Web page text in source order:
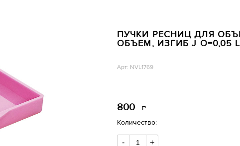
ПУЧКИ РЕСНИЦ ДЛЯ
ОБЪЕМ, ИЗГИБ J O=0,05
Арт: NVL1769
800 Р
Количество:
- +